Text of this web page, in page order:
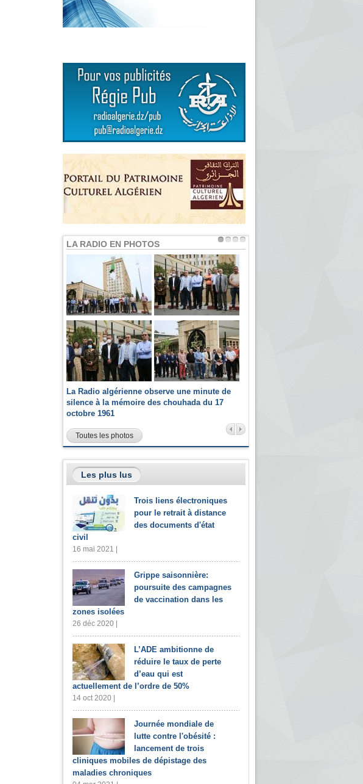
LA RADIO EN PHOTOS
La Radio algérienne observe une minute de
silence à la mémoire des chouhada du 17
octobre 1961
Toutes les photos
Les plus lus
Trois liens électroniques
pour le retrait à distance
des documents d'état
civil
16 mai 2021 |
Grippe saisonnière:
poursuite des campagnes
de vaccination dans les
zones isolées
26 déc 2020 |
L’ADE ambitionne de
réduire le taux de perte
d’eau qui est
actuellement de l’ordre de 50%
14 oct 2020 |
Journée mondiale de
lutte contre l'obésité :
lancement de trois
cliniques mobiles de dépistage des
maladies chroniques